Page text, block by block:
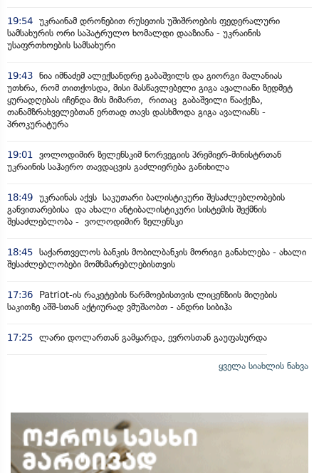
19:54 უკრაინამ დრონებით რუსეთის უშიშროების ფედერალური
სამსახურის ორი საპატრულო ხომალდი დააზიანა - უკრაინის
უსაფრთხოების სამსახური
19:43 ნია იმნაძემ ალექსანდრე გაბაშვილს და გიორგი მალანიას
უთხრა, რომ თითქოსდა, მისი მასწავლებელი გიგა ავალიანი ზედმეტ
ყურადღებას იჩენდა მის მიმართ, რითაც გაბაშვილი წააქეზა,
თანამზრახველებთან ერთად თავს დასხმოდა გიგა ავალიანს -
პროკურატურა
19:01 ვოლოდიმირ ზელენსკიმ ნორვეგიის პრემიერ-მინისტრთან
უკრაინის საჰაერო თავდაცვის გაძლიერება განიხილა
18:49 უკრაინას აქვს საკუთარი ბალისტიკური შესაძლებლობების
განვითარებისა და ახალი ანტიბალისტიკური სისტემის შექმნის
შესაძლებლობა - ვოლოდიმირ ზელენსკი
18:45 საქართველოს ბანკის მობილბანკის მორიგი განახლება - ახალი
შესაძლებლობები მომხმარებლებისთვის
17:36
Patriot-ის რაკეტების წარმოებისთვის ლიცენზიის მიღების
საკითზე აშშ-სთან აქტიურად ვმუშაობთ - ანდრი სიბიჰა
17:25 ლარი დოლართან გამყარდა, ევროსთან გაუფასურდა
ყველა სიახლის ნახვა